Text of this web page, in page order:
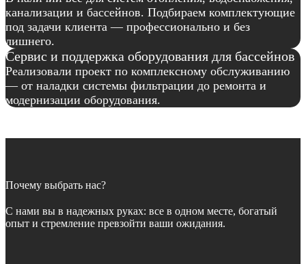
канализации и бассейнов. Подбираем комплектующие
под задачи клиента — профессионально и без
лишнего.
Сервис и поддержка оборудования для бассейнов
Реализовали проект по комплексному обслуживанию
— от наладки системы фильтрации до ремонта и
модернизации оборудования.
Почему выбрать нас?
С нами вы в надежных руках: все в одном месте, богатый
опыт и стремление превзойти ваши ожидания.